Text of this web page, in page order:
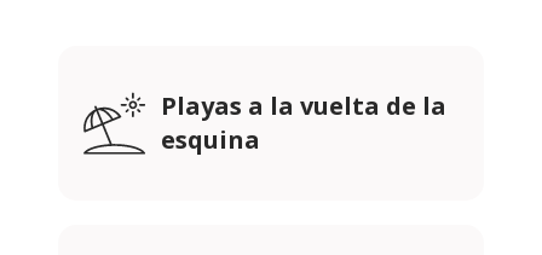
Playas a la vuelta de la
esquina